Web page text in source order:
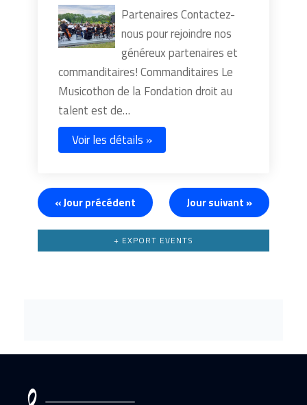
Partenaires Contactez-
nous pour rejoindre nos
généreux partenaires et
commanditaires! Commanditaires Le
Musicothon de la Fondation droit au
talent est de…
Voir les détails »
«Jour précédent Jour suivant »
+ EXPORT EVENTS